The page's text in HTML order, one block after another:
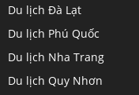
Du lịch Đà Lạt
Du lịch Phú Quốc
Du lịch Nha Trang
Du lịch Quy Nhơn